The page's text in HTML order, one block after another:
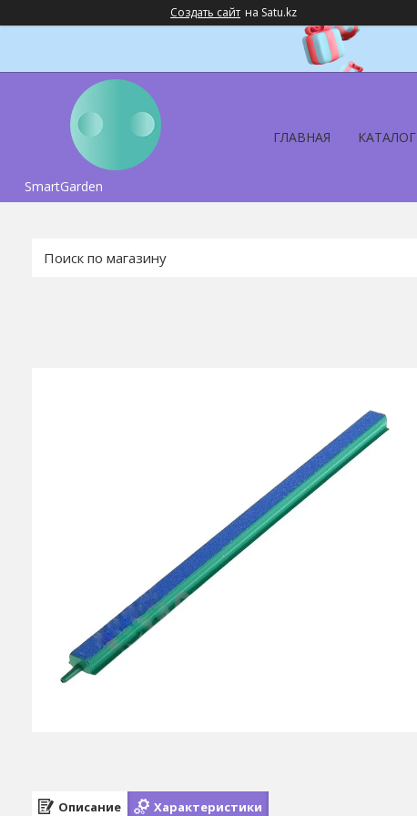
Создать сайт на Satu.kz
SmartGarden
ГЛАВНАЯ КАТАЛОГ
Описание Характеристики